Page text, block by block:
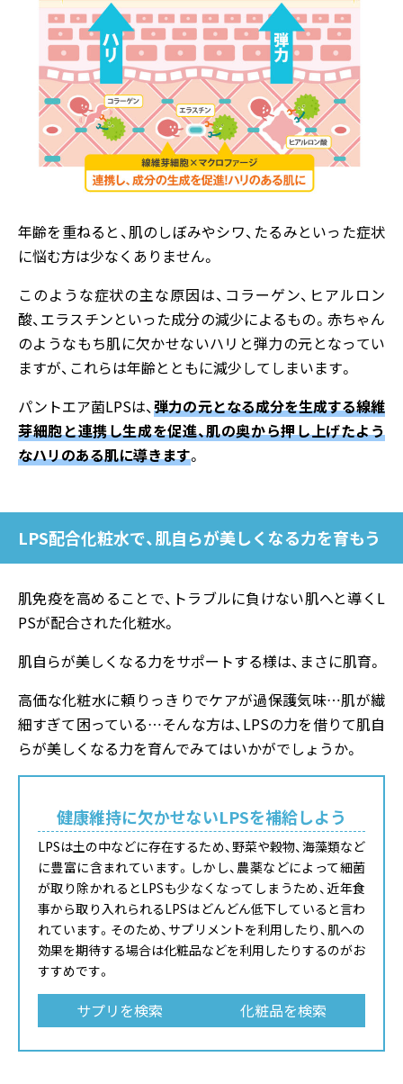
年齢を重ねると、肌のしぼみやシワ、たるみといった症状
に悩む方は少なくありません。
このような症状の主な原因は、コラーゲン、ヒアルロン
酸、エラスチンといった成分の減少によるもの。赤ちゃん
のようなもち肌に欠かせないハリと弾力の元となってい
ますが、これらは年齢とともに減少してしまいます。
パントエア菌LPSは、弾力の元となる成分を生成する線維
芽細胞と連携し生成を促進、肌の奥から押し上げたよう
なハリのある肌に導きます。
LPS配合化粧水で、肌自らが美しくなる力を育もう
肌免疫を高めることで、トラブルに負けない肌へと導くL
PSが配合された化粧水。
肌自らが美しくなる力をサポートする様は、まさに肌育。
高価な化粧水に頼りっきりでケアが過保護気味…肌が繊
細すぎて困っている…そんな方は、LPSの力を借りて肌自
らが美しくなる力を育んでみてはいかがでしょうか。
健康維持に欠かせないLPSを補給しよう
LPSは土の中などに存在するため、野菜や穀物、海藻類など
に豊富に含まれています。しかし、農薬などによって細菌
が取り除かれるとLPSも少なくなってしまうため、近年食
事から取り入れられるLPSはどんどん低下していると言わ
れています。そのため、サプリメントを利用したり、肌への
効果を期待する場合は化粧品などを利用したりするのがお
すすめです。
サプリを検索 化粧品を検索